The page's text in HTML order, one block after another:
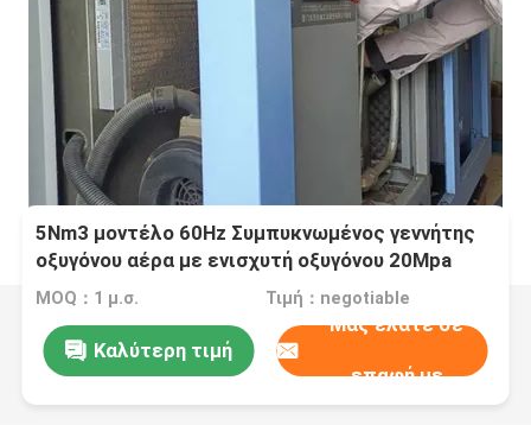
5Nm3 μοντέλο 60Hz Συμπυκνωμένος γεννήτης
οξυγόνου αέρα με ενισχυτή οξυγόνου 20Mpa
MOQ：1 μ.σ. Τιμή：negotiable
Καλύτερη τιμή
Μας ελάτε σε
επαφή με